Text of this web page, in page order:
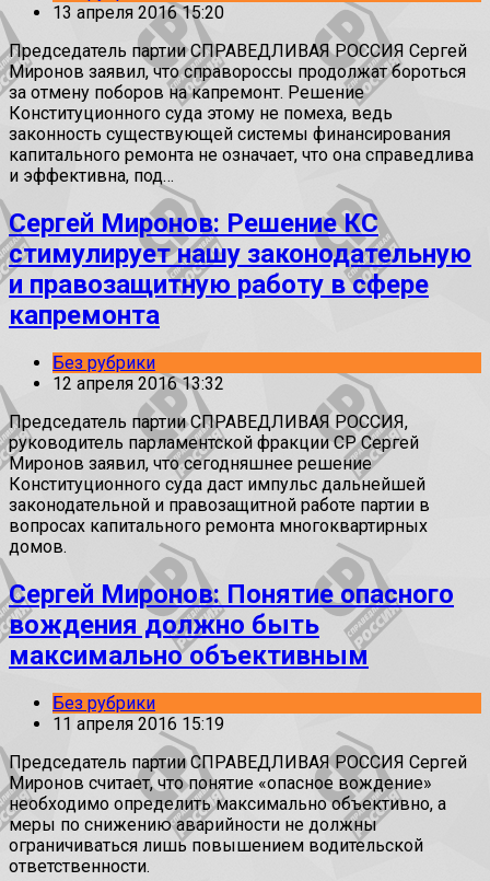
13 апреля 2016 15:20
Председатель партии СПРАВЕДЛИВАЯ РОССИЯ Сергей
Миронов заявил, что справороссы продолжат бороться
за отмену поборов на капремонт. Решение
Конституционного суда этому не помеха, ведь
законность существующей системы финансирования
капитального ремонта не означает, что она справедлива
и эффективна, под…
Сергей Миронов: Решение КС
стимулирует нашу законодательную
и правозащитную работу в сфере
капремонта
Без рубрики
12 апреля 2016 13:32
Председатель партии СПРАВЕДЛИВАЯ РОССИЯ,
руководитель парламентской фракции СР Сергей
Миронов заявил, что сегодняшнее решение
Конституционного суда даст импульс дальнейшей
законодательной и правозащитной работе партии в
вопросах капитального ремонта многоквартирных
домов.
Сергей Миронов: Понятие опасного
вождения должно быть
максимально объективным
Без рубрики
11 апреля 2016 15:19
Председатель партии СПРАВЕДЛИВАЯ РОССИЯ Сергей
Миронов считает, что понятие «опасное вождение»
необходимо определить максимально объективно, а
меры по снижению аварийности не должны
ограничиваться лишь повышением водительской
ответственности.